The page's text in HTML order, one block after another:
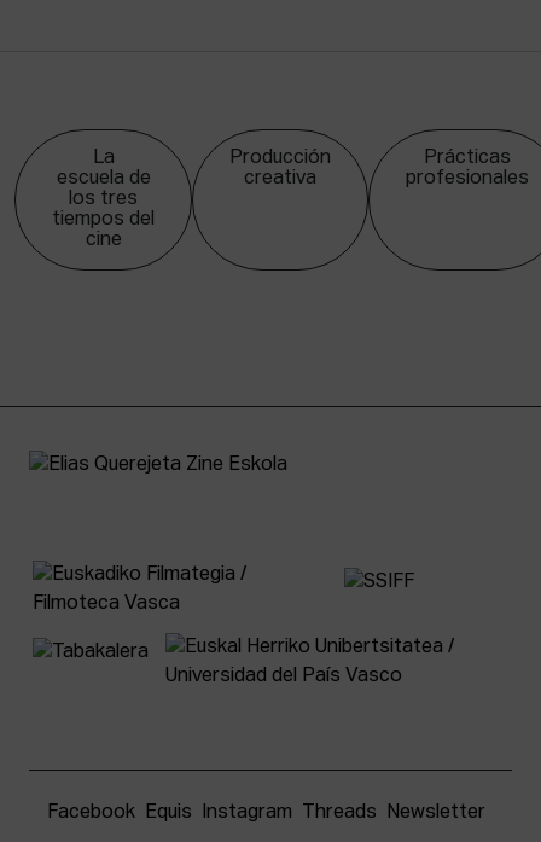
La
escuela de
los tres
tiempos del
cine
Producción
creativa
Prácticas
profesionales
Facebook Equis Instagram Threads Newsletter